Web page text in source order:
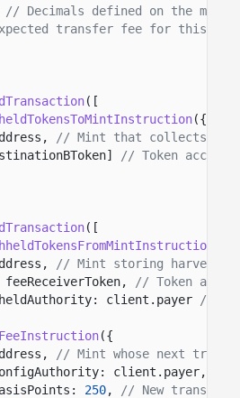
// Decimals defined on the mint.
transfer fee for this
([
({
// Mint that collects
// Token
([
// Mint storing
// Token
client.payer
//
({
// Mint whose next
client.payer,
250,
// New transfer